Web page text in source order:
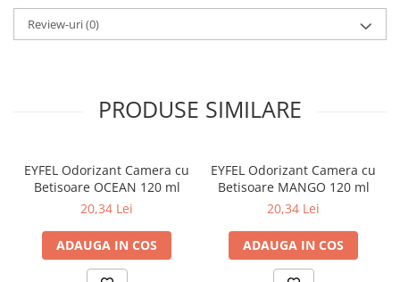
– A se pastra la temperaturi intre 5-30 grade Celsius.
Review-uri(0)
PRODUSE SIMILARE
EYFEL Odorizant Camera cu
Betisoare OCEAN 120 ml
20,34 Lei
ADAUGA IN COS
EYFEL Odorizant Camera cu
Betisoare MANGO 120 ml
20,34 Lei
ADAUGA IN COS